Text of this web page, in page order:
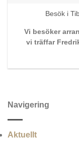
Besök i
Vi besöker
vi träffar
Navigering
Aktuellt